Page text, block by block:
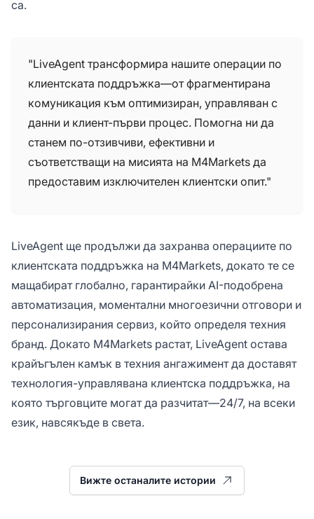
са.
"LiveAgent трансформира нашите операции по
клиентската поддръжка—от фрагментирана
комуникация към оптимизиран, управляван с
данни и клиент-първи процес. Помогна ни да
станем по-отзивчиви, ефективни и
съответстващи на мисията на M4Markets да
предоставим изключителен клиентски опит."
LiveAgent ще продължи да захранва операциите по
клиентската поддръжка на M4Markets, докато те се
мащабират глобално, гарантирайки AI-подобрена
автоматизация, моментални многоезични отговори и
персонализирания сервиз, който определя техния
бранд. Докато M4Markets растат, LiveAgent остава
крайъгълен камък в техния ангажимент да доставят
технология-управлявана клиентска поддръжка, на
която търговците могат да разчитат—24/7, на всеки
език, навсякъде в света.
Вижте останалите истории